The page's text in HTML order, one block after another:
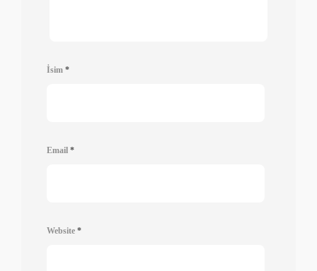
İsim *
Email *
Website *